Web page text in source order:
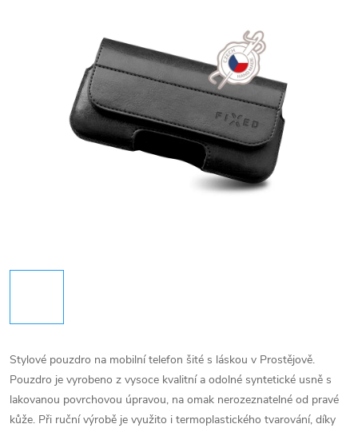
Stylové pouzdro na mobilní telefon šité s láskou v Prostějově.
Pouzdro je vyrobeno z vysoce kvalitní a odolné syntetické usně s
lakovanou povrchovou úpravou, na omak nerozeznatelné od pravé
kůže. Při ruční výrobě je využito i termoplastického tvarování, díky